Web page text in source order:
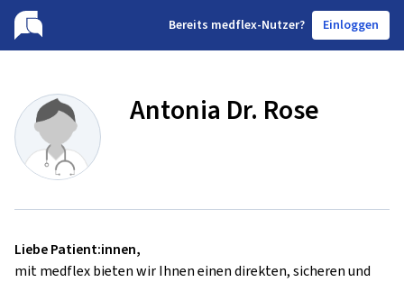
Bereits medflex-Nutzer? Einloggen
Antonia Dr. Rose
Liebe Patient:innen,
mit medflex bieten wir Ihnen einen direkten, sicheren und